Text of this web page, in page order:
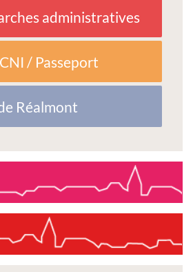
administratives
/ Passeport
Réalmont